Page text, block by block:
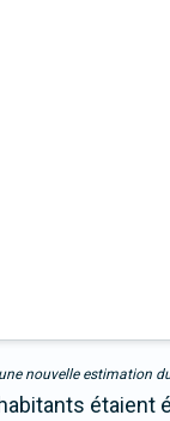
nouvelle estimation